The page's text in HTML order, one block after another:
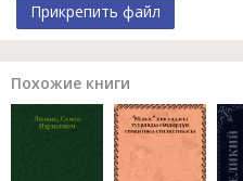
Прикрепить файл
Похожие книги